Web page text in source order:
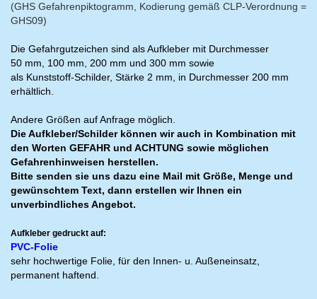
(GHS Gefahrenpiktogramm, Kodierung gemäß CLP-Verordnung =
GHS09)
Die Gefahrgutzeichen sind als Aufkleber mit Durchmesser
50 mm, 100 mm, 200 mm und 300 mm sowie
als Kunststoff-Schilder, Stärke 2 mm, in Durchmesser 200 mm
erhältlich.
Andere Größen auf Anfrage möglich.
Die Aufkleber/Schilder können wir auch in Kombination mit
den Worten GEFAHR und ACHTUNG sowie möglichen
Gefahrenhinweisen herstellen.
Bitte senden sie uns dazu eine Mail mit Größe, Menge und
gewünschtem Text, dann erstellen wir Ihnen ein
unverbindliches Angebot.
Aufkleber gedruckt auf:
PVC-Folie
sehr hochwertige Folie, für den Innen- u. Außeneinsatz,
permanent haftend.